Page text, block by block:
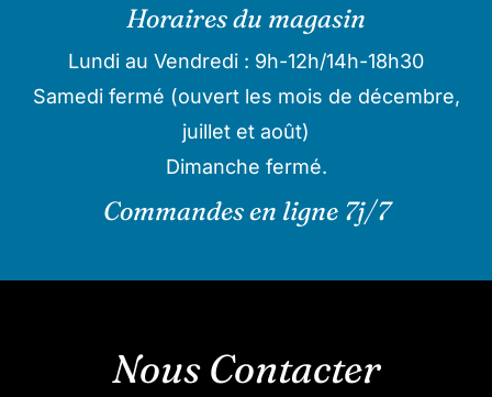
Horaires du magasin
Lundi au Vendredi : 9h-12h/14h-18h30
Samedi fermé (ouvert les mois de décembre,
juillet et août)
Dimanche fermé.
Commandes en ligne 7j/7
Nous Contacter